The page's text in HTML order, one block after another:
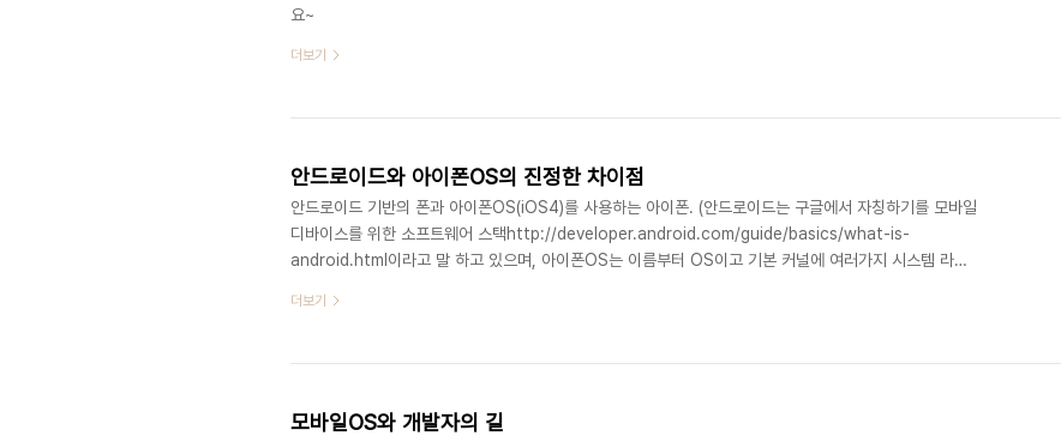
요~
더보기
안드로이드와 아이폰OS의 진정한 차이점
안드로이드 기반의 폰과 아이폰OS(iOS4)를 사용하는 아이폰. (안드로이드는 구글에서 자칭하기를 모바일
디바이스를 위한 소프트웨어 스택http://developer.android.com/guide/basics/what-is-
android.html이라고 말 하고 있으며, 아이폰OS는 이름부터 OS이고 기본 커널에 여러가지 시스템 라이
생을 생각해보자. 안드로이드는 애초부터 모바일 전반에 쓰일 플랫폼으로써 리눅스 커널을 내장하고 그 위
차이는 없다. 단지 부르는 이름에 차이일 것이다. 그렇다면 여기에서 두..
더보기
모바일OS와 개발자의 길